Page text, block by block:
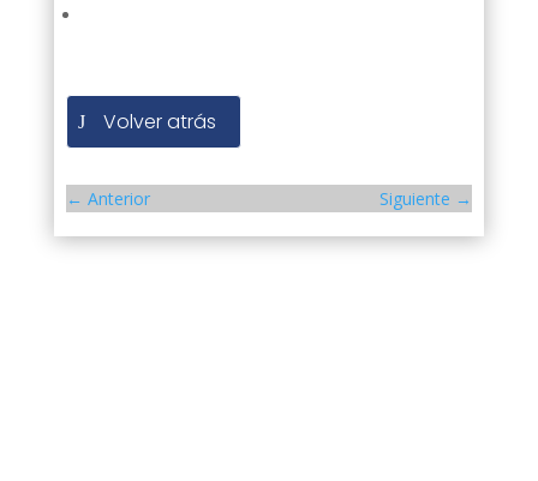
Volver atrás
← Anterior Siguiente →